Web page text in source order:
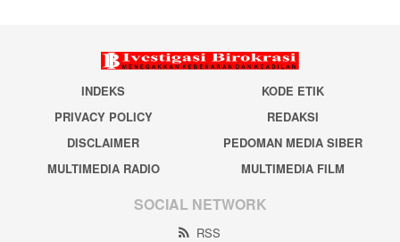
INDEKS
KODE ETIK
PRIVACY POLICY
REDAKSI
DISCLAIMER
PEDOMAN MEDIA SIBER
MULTIMEDIA RADIO
MULTIMEDIA FILM
SOCIAL NETWORK
RSS